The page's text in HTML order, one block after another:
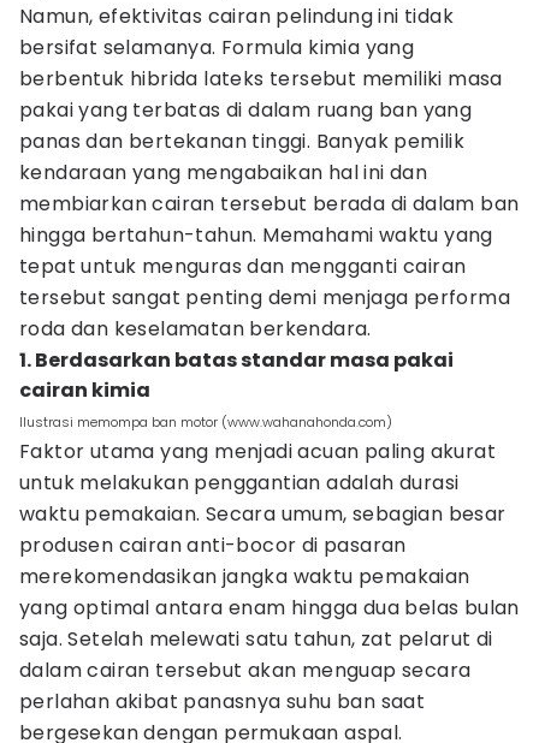
Namun, efektivitas cairan pelindung ini tidak
bersifat selamanya. Formula kimia yang
berbentuk hibrida lateks tersebut memiliki masa
pakai yang terbatas di dalam ruang ban yang
panas dan bertekanan tinggi. Banyak pemilik
kendaraan yang mengabaikan hal ini dan
membiarkan cairan tersebut berada di dalam ban
hingga bertahun-tahun. Memahami waktu yang
tepat untuk menguras dan mengganti cairan
tersebut sangat penting demi menjaga performa
roda dan keselamatan berkendara.
1. Berdasarkan batas standar masa pakai
cairan kimia
Ilustrasi memompa ban motor (www.wahanahonda.com)
Faktor utama yang menjadi acuan paling akurat
untuk melakukan penggantian adalah durasi
waktu pemakaian. Secara umum, sebagian besar
produsen cairan anti-bocor di pasaran
merekomendasikan jangka waktu pemakaian
yang optimal antara enam hingga dua belas bulan
saja. Setelah melewati satu tahun, zat pelarut di
dalam cairan tersebut akan menguap secara
perlahan akibat panasnya suhu ban saat
bergesekan dengan permukaan aspal.